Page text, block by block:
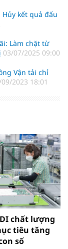
kết quả đấu
Làm chặt từ
03/07/2025 09:00
Vận tải chỉ
2023 18:01
chất lượng
tiêu tăng
số